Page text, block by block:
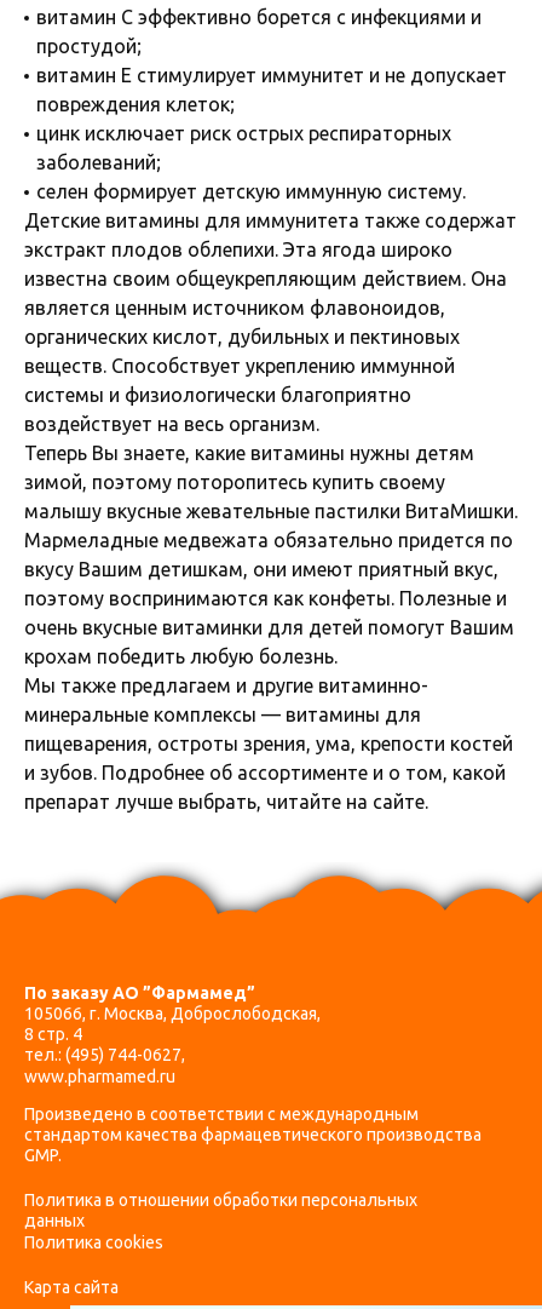
витамин С эффективно борется с инфекциями и
простудой;
витамин Е стимулирует иммунитет и не допускает
повреждения клеток;
цинк исключает риск острых респираторных
заболеваний;
селен формирует детскую иммунную систему.
Детские витамины для иммунитета также содержат
экстракт плодов облепихи. Эта ягода широко
известна своим общеукрепляющим действием. Она
является ценным источником флавоноидов,
органических кислот, дубильных и пектиновых
веществ. Способствует укреплению иммунной
системы и физиологически благоприятно
воздействует на весь организм.
Теперь Вы знаете, какие витамины нужны детям
зимой, поэтому поторопитесь купить своему
малышу вкусные жевательные пастилки ВитаМишки.
Мармеладные медвежата обязательно придется по
вкусу Вашим детишкам, они имеют приятный вкус,
поэтому воспринимаются как конфеты. Полезные и
очень вкусные витаминки для детей помогут Вашим
крохам победить любую болезнь.
Мы также предлагаем и другие витаминно-
минеральные комплексы — витамины для
пищеварения, остроты зрения, ума, крепости костей
и зубов. Подробнее об ассортименте и о том, какой
препарат лучше выбрать, читайте на сайте.
По заказу АО ”Фармамед”
105066, г. Москва, Доброслободская,
8 стр. 4
тел.: (495) 744-0627,
www.pharmamed.ru
Произведено в соответствии с международным
стандартом качества фармацевтического производства
GMP.
Политика в отношении обработки персональных
данных
Политика cookies
Карта сайта